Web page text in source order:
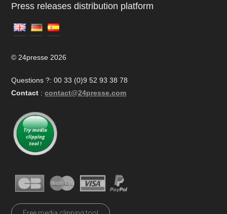
Press releases distribution platform
© 24presse 2026
Questions ?: 00 33 (0)9 52 93 38 78
Contact : contact@24presse.com